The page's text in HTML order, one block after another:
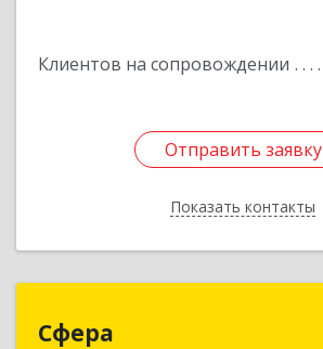
Клиентов на сопровождении
Отправить заявку
Показать контакты
Отправить заявку
Назад
Сфера